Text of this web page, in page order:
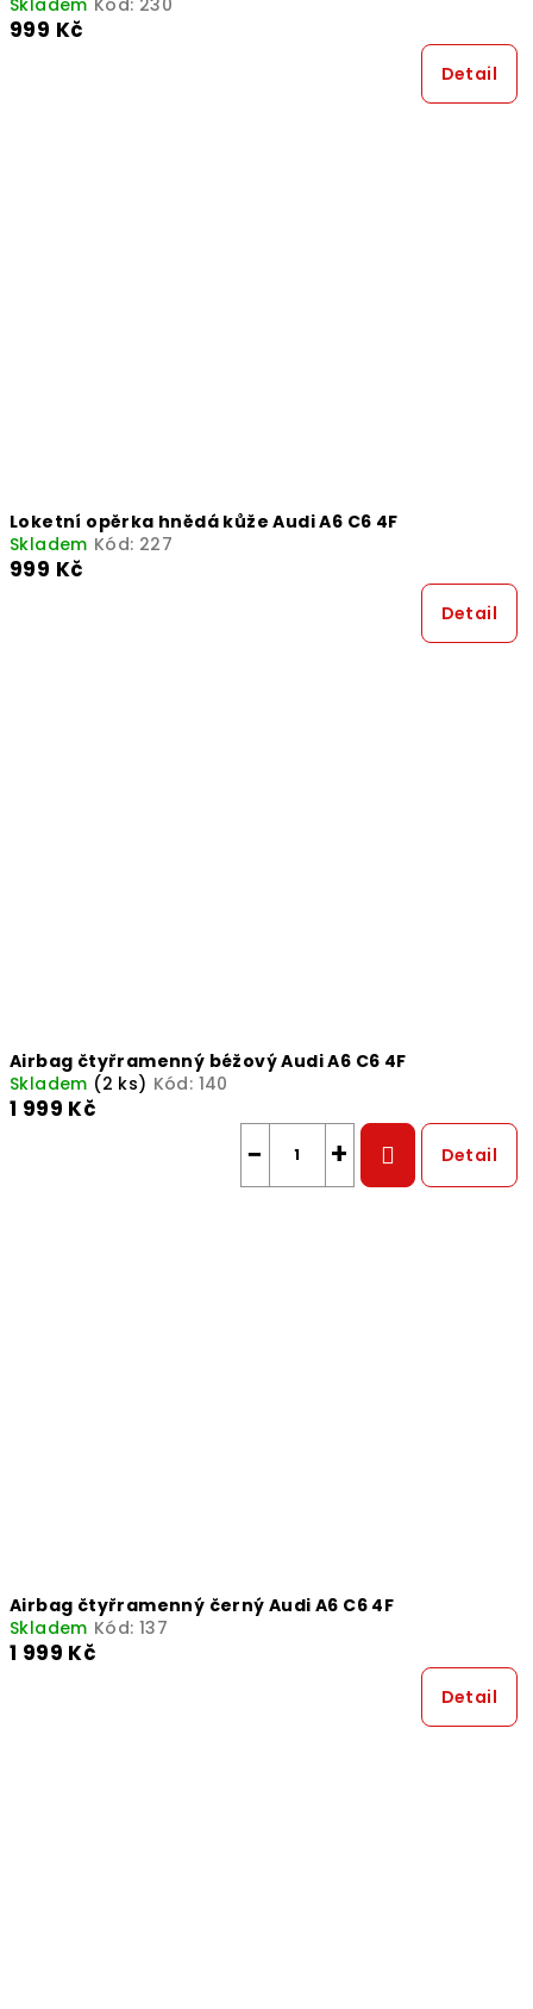
Skladem Kód: 230
999 Kč
Detail
Loketní opěrka hnědá kůže Audi A6 C6 4F
Skladem Kód: 227
999 Kč
Detail
Airbag čtyřramenný béžový Audi A6 C6 4F
Skladem (2 ks) Kód: 140
1 999 Kč
+
− Detail
Airbag čtyřramenný černý Audi A6 C6 4F
Skladem Kód: 137
1 999 Kč
Detail